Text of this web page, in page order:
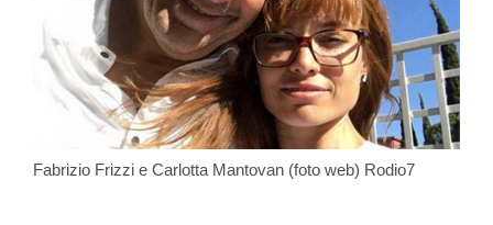
Fabrizio Frizzi e Carlotta Mantovan (foto web) Rodio7